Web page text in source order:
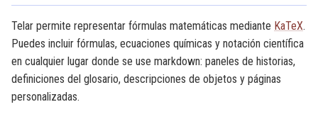
Telar permite representar fórmulas matemáticas mediante KaTeX.
Puedes incluir fórmulas, ecuaciones químicas y notación científica
en cualquier lugar donde se use markdown: paneles de historias,
definiciones del glosario, descripciones de objetos y páginas
personalizadas.